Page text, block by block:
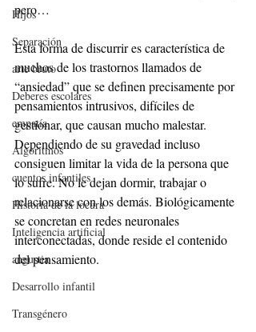
Hijos
Separación
arte bruto
Deberes escolares
empatía
Algoritmos
cuentos infantiles
Historia de la locura
Inteligencia artificial
angustia
Desarrollo infantil
Transgénero
pero…
Esta forma de discurrir es característica de
muchos de los trastornos llamados de
“ansiedad” que se definen precisamente por
pensamientos intrusivos, difíciles de
gestionar, que causan mucho malestar.
Dependiendo de su gravedad incluso
consiguen limitar la vida de la persona que
lo sufre. No le dejan dormir, trabajar o
relacionarse con los demás. Biológicamente
se concretan en redes neuronales
interconectadas, donde reside el contenido
del pensamiento.